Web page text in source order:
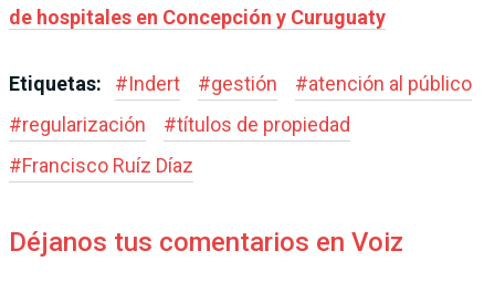
de hospitales en Concepción y Curuguaty
Etiquetas: #Indert #gestión #atención al público
#regularización #títulos de propiedad
#Francisco Ruíz Díaz
Déjanos tus comentarios en Voiz